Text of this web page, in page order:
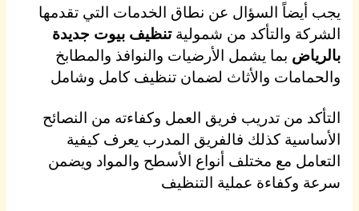
يجب أيضاً السؤال عن نطاق الخدمات التي تقدمها
الشركة والتأكد من شموليةتنظيف بيوت جديدة
بالرياض بما يشمل الأرضيات والنوافذ والمطابخ
والحمامات والأثاث لضمان تنظيف كامل وشامل
التأكد من تدريب فريق العمل وكفاءته من النصائح
الأساسية كذلك فالفريق المدرب يعرف كيفية
التعامل مع مختلف أنواع الأسطح والمواد ويضمن
سرعة وكفاءة عملية التنظيف